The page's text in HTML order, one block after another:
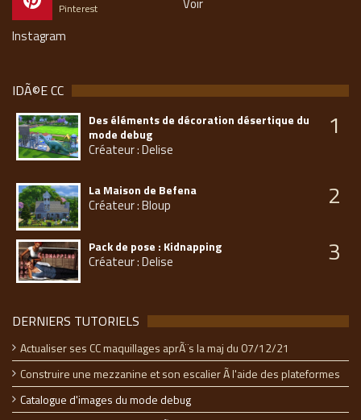
Pinterest
Instagram
IDÃ©E CC
Des éléments de décoration désertique du
mode debug
Créateur : Delise
1
La Maison de Befena
Créateur : Bloup 2
Pack de pose : Kidnapping
Créateur : Delise 3
DERNIERS TUTORIELS
Actualiser ses CC maquillages aprÃ¨s la maj du 07/12/21
Construire une mezzanine et son escalier Ã l'aide des plateformes
Catalogue d'images du mode debug